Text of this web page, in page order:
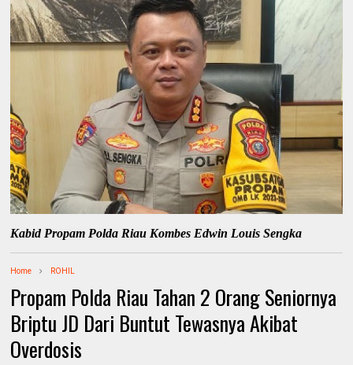
Kabid Propam Polda Riau Kombes Edwin Louis Sengka
Home ROHIL
Propam Polda Riau Tahan 2 Orang Seniornya
Briptu JD Dari Buntut Tewasnya Akibat
Overdosis